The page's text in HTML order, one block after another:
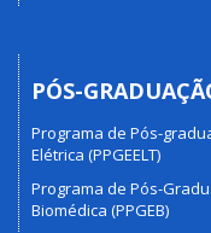
PÓS-
Programa de Pós-
Elétrica (PPGEELT)
Programa de Pós-
Biomédica (PPGEB)